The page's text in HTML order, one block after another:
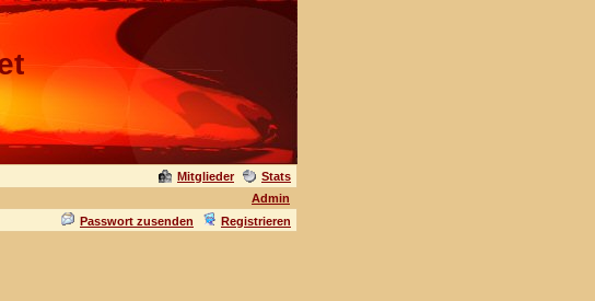
Mitglieder
Stats
Admin
Passwort zusenden Registrieren